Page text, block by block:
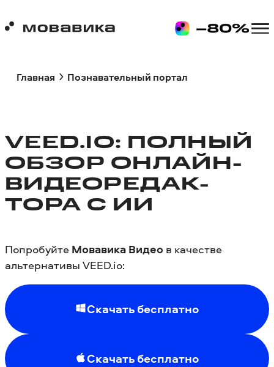
Главная Познавательный портал
VEED.IO: ПОЛНЫЙ
ОБЗОР ОНЛАЙН-
ВИДЕОРЕДАК­
ТОРА С ИИ
Попробуйте Мовавика Видео в качестве
альтернативы VEED.io:
Скачать бесплатно
Скачать бесплатно